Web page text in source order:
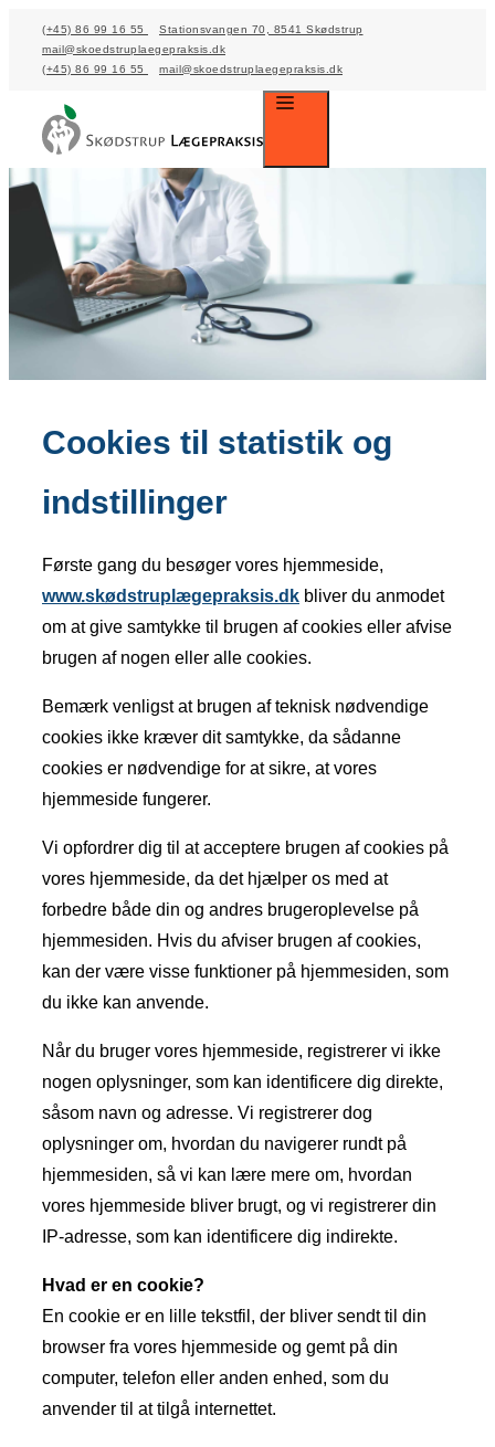
(+45) 86 99 16 55
Stationsvangen 70, 8541 Skødstrup
mail@skoedstruplaegepraksis.dk
(+45) 86 99 16 55
mail@skoedstruplaegepraksis.dk
Cookies til statistik og
indstillinger
Første gang du besøger vores hjemmeside,
www.skødstruplægepraksis.dk bliver du anmodet
om at give samtykke til brugen af cookies eller afvise
brugen af nogen eller alle cookies.
Bemærk venligst at brugen af teknisk nødvendige
cookies ikke kræver dit samtykke, da sådanne
cookies er nødvendige for at sikre, at vores
hjemmeside fungerer.
Vi opfordrer dig til at acceptere brugen af cookies på
vores hjemmeside, da det hjælper os med at
forbedre både din og andres brugeroplevelse på
hjemmesiden. Hvis du afviser brugen af cookies,
kan der være visse funktioner på hjemmesiden, som
du ikke kan anvende.
Når du bruger vores hjemmeside, registrerer vi ikke
nogen oplysninger, som kan identificere dig direkte,
såsom navn og adresse. Vi registrerer dog
oplysninger om, hvordan du navigerer rundt på
hjemmesiden, så vi kan lære mere om, hvordan
vores hjemmeside bliver brugt, og vi registrerer din
IP-adresse, som kan identificere dig indirekte.
Hvad er en cookie?
En cookie er en lille tekstfil, der bliver sendt til din
browser fra vores hjemmeside og gemt på din
computer, telefon eller anden enhed, som du
anvender til at tilgå internettet.